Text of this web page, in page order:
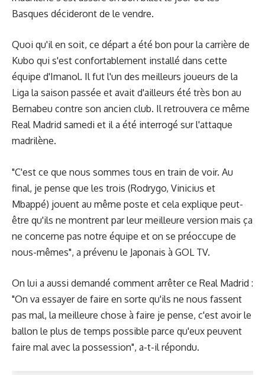
Basques décideront de le vendre.
Quoi qu'il en soit, ce départ a été bon pour la carrière de
Kubo qui s'est confortablement installé dans cette
équipe d'Imanol. Il fut l'un des meilleurs joueurs de la
Liga la saison passée et avait d'ailleurs été très bon au
Bernabeu contre son ancien club. Il retrouvera ce même
Real Madrid samedi et il a été interrogé sur l'attaque
madrilène.
"C'est ce que nous sommes tous en train de voir. Au
final, je pense que les trois (Rodrygo, Vinicius et
Mbappé) jouent au même poste et cela explique peut-
être qu'ils ne montrent par leur meilleure version mais ça
ne concerne pas notre équipe et on se préoccupe de
nous-mêmes", a prévenu le Japonais à GOL TV.
On lui a aussi demandé comment arrêter ce Real Madrid :
"On va essayer de faire en sorte qu'ils ne nous fassent
pas mal, la meilleure chose à faire je pense, c'est avoir le
ballon le plus de temps possible parce qu'eux peuvent
faire mal avec la possession", a-t-il répondu.